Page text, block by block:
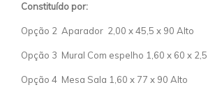
Constituído por:
Opção 2 Aparador 2,00 x 45,5 x 90 Alto
Opção 3 Mural Com espelho 1,60 x 60 x 2,5
Opção 4 Mesa Sala 1,60 x 77 x 90 Alto